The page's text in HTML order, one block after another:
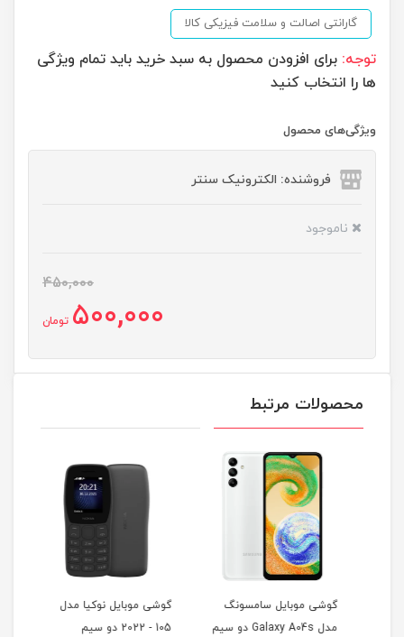
گارانتی اصالت و سلامت فیزیکی کالا
توجه: برای افزودن محصول به سبد خرید باید تمام ویژگی
ها را انتخاب کنید
ویژگی‌های محصول
فروشنده: الکترونیک سنتر
ناموجود
450,000
500,000 تومان
محصولات مرتبط
گوشی موبایل سامسونگ
مدل Galaxy A04s دو سیم
گوشی موبایل نوکیا مدل
105 - 2022 دو سیم